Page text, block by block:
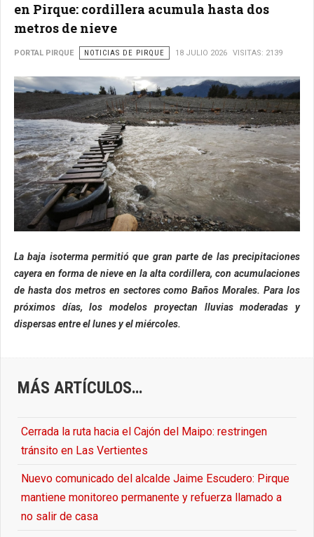
en Pirque: cordillera acumula hasta dos
metros de nieve
PORTAL PIRQUE NOTICIAS DE PIRQUE 18 JULIO 2026 VISITAS: 2139
La baja isoterma permitió que gran parte de las precipitaciones
cayera en forma de nieve en la alta cordillera, con acumulaciones
de hasta dos metros en sectores como Baños Morales. Para los
próximos días, los modelos proyectan lluvias moderadas y
dispersas entre el lunes y el miércoles.
MÁS ARTÍCULOS…
Cerrada la ruta hacia el Cajón del Maipo: restringen
tránsito en Las Vertientes
Nuevo comunicado del alcalde Jaime Escudero: Pirque
mantiene monitoreo permanente y refuerza llamado a
no salir de casa